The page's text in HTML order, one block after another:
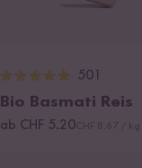
501
Bio Basmati Reis
ab CHF 5.20